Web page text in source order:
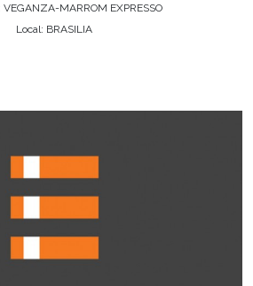
MARROM EXPRESSO
Local: BRASILIA